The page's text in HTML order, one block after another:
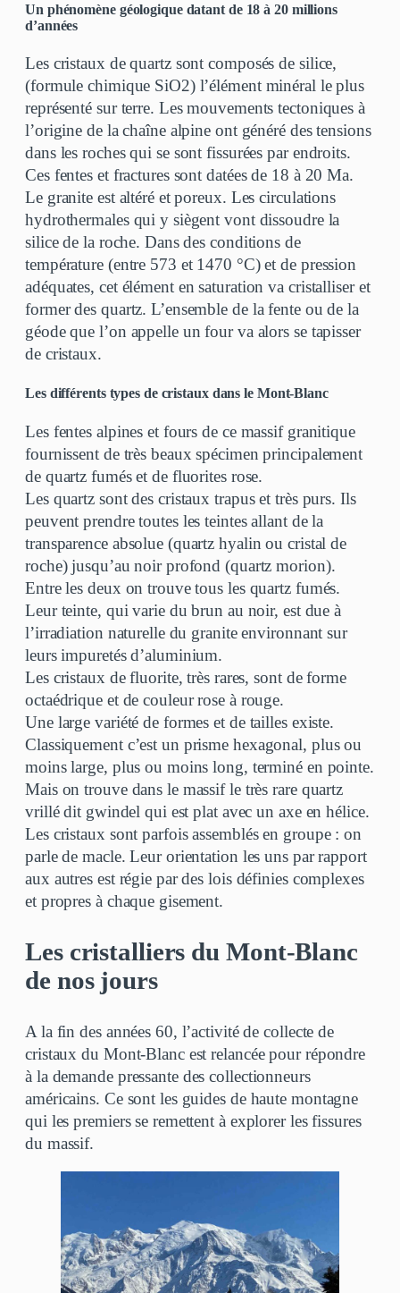
Un phénomène géologique datant de 18 à 20 millions
d’années
Les cristaux de quartz sont composés de silice,
(formule chimique SiO2) l’élément minéral le plus
représenté sur terre. Les mouvements tectoniques à
l’origine de la chaîne alpine ont généré des tensions
dans les roches qui se sont fissurées par endroits.
Ces fentes et fractures sont datées de 18 à 20 Ma.
Le granite est altéré et poreux. Les circulations
hydrothermales qui y siègent vont dissoudre la
silice de la roche. Dans des conditions de
température (entre 573 et 1470 °C) et de pression
adéquates, cet élément en saturation va cristalliser et
former des quartz. L’ensemble de la fente ou de la
géode que l’on appelle un four va alors se tapisser
de cristaux.
Les différents types de cristaux dans le Mont-Blanc
Les fentes alpines et fours de ce massif granitique
fournissent de très beaux spécimen principalement
de quartz fumés et de fluorites rose.
Les quartz sont des cristaux trapus et très purs. Ils
peuvent prendre toutes les teintes allant de la
transparence absolue (quartz hyalin ou cristal de
roche) jusqu’au noir profond (quartz morion).
Entre les deux on trouve tous les quartz fumés.
Leur teinte, qui varie du brun au noir, est due à
l’irradiation naturelle du granite environnant sur
leurs impuretés d’aluminium.
Les cristaux de fluorite, très rares, sont de forme
octaédrique et de couleur rose à rouge.
Une large variété de formes et de tailles existe.
Classiquement c’est un prisme hexagonal, plus ou
moins large, plus ou moins long, terminé en pointe.
Mais on trouve dans le massif le très rare quartz
vrillé dit gwindel qui est plat avec un axe en hélice.
Les cristaux sont parfois assemblés en groupe : on
parle de macle. Leur orientation les uns par rapport
aux autres est régie par des lois définies complexes
et propres à chaque gisement.
Les cristalliers du Mont-Blanc
de nos jours
A la fin des années 60, l’activité de collecte de
cristaux du Mont-Blanc est relancée pour répondre
à la demande pressante des collectionneurs
américains. Ce sont les guides de haute montagne
qui les premiers se remettent à explorer les fissures
du massif.